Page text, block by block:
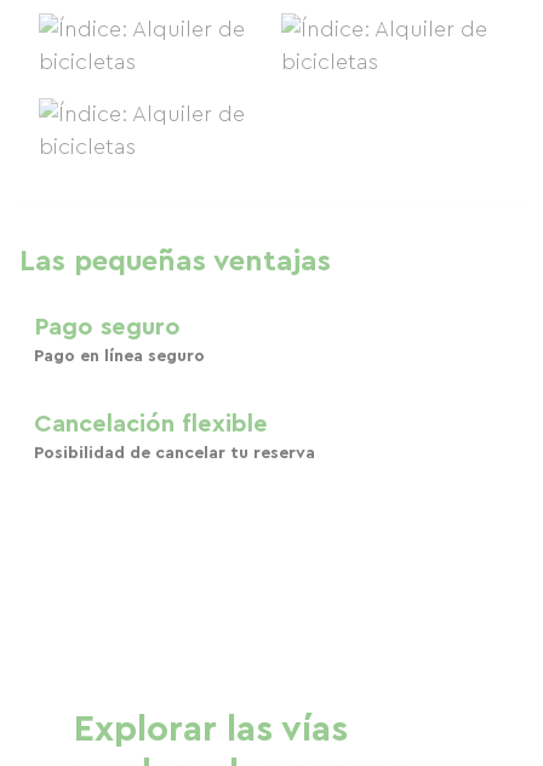
Las pequeñas ventajas
Pago seguro
Pago en línea seguro
Cancelación flexible
Posibilidad de cancelar tu reserva
Explorar las vías